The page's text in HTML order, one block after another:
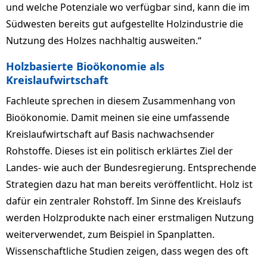
und welche Potenziale wo verfügbar sind, kann die im
Südwesten bereits gut aufgestellte Holzindustrie die
Nutzung des Holzes nachhaltig ausweiten.“
Holzbasierte Bioökonomie als
Kreislaufwirtschaft
Fachleute sprechen in diesem Zusammenhang von
Bioökonomie. Damit meinen sie eine umfassende
Kreislaufwirtschaft auf Basis nachwachsender
Rohstoffe. Dieses ist ein politisch erklärtes Ziel der
Landes- wie auch der Bundesregierung. Entsprechende
Strategien dazu hat man bereits veröffentlicht. Holz ist
dafür ein zentraler Rohstoff. Im Sinne des Kreislaufs
werden Holzprodukte nach einer erstmaligen Nutzung
weiterverwendet, zum Beispiel in Spanplatten.
Wissenschaftliche Studien zeigen, dass wegen des oft